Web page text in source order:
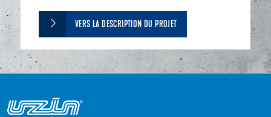
VERS LA DESCRIPTION DU PROJET